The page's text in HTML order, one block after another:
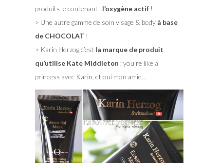
produits le contenant :l’oxygène actif!
> Une autre gamme de soin visage & body à base
de CHOCOLAT !
> Karin Herzog c’est la marque de produit
qu’utilise Kate Middleton : you’re like a
princess avec Karin, et oui mon amie…